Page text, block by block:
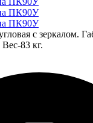
с зеркалом.
83 кг.